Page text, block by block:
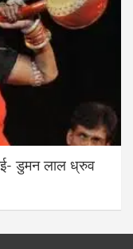
डुमन लाल ध्रुव